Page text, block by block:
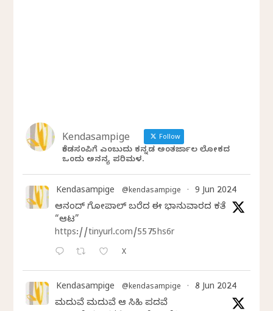
Kendasampige Follow
ಕೆಂಡಸಂಪಿಗೆ ಎಂಬುದು ಕನ್ನಡ ಅಂತರ್ಜಾಲ ಲೋಕದ
ಒಂದು ಅನನ್ಯ ಪರಿಮಳ.
Kendasampige @kendasampige · 9 Jun 2024
ಆನಂದ್‌ ಗೋಪಾಲ್‌ ಬರೆದ ಈ ಭಾನುವಾರದ ಕತೆ
“ಆಟ”
https://tinyurl.com/5575hs6r
X
Kendasampige @kendasampige · 8 Jun 2024
ಮದುವೆ ಮದುವೆ ಆ ಸಿಹಿ ಪದವೆ